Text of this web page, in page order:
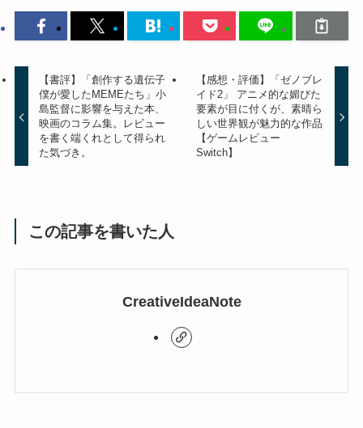
【書評】「創作する遺伝子
僕が愛したMEMEたち」小
島監督に影響を与えた本、
映画のコラム集。レビュー
を書く端くれとして得られ
た気づき。
【感想・評価】「ゼノブレ
イド2」 アニメ的な媚びた
要素が目に付くが、素晴ら
しい世界観が魅力的な作品
【ゲームレビュー
Switch】
この記事を書いた人
CreativeIdeaNote